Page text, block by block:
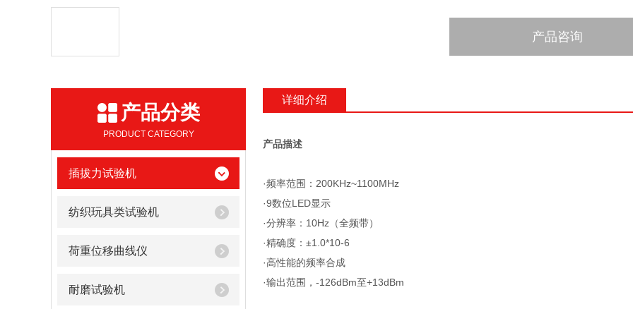
产品咨询
产品分类
PRODUCT CATEGORY
插拔力试验机
纺织玩具类试验机
荷重位移曲线仪
耐磨试验机
详细介绍
产品描述
·频率范围：200KHz~1100MHz
·9数位LED显示
·分辨率：10Hz（全频带）
·精确度：±1.0*10-6
·高性能的频率合成
·输出范围，-126dBm至+13dBm